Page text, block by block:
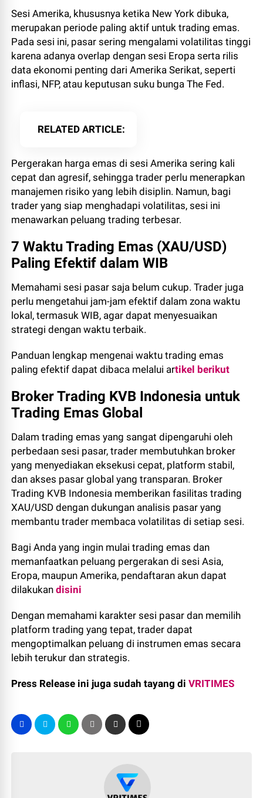
Sesi Amerika, khususnya ketika New York dibuka,
merupakan periode paling aktif untuk trading emas.
Pada sesi ini, pasar sering mengalami volatilitas tinggi
karena adanya overlap dengan sesi Eropa serta rilis
data ekonomi penting dari Amerika Serikat, seperti
inflasi, NFP, atau keputusan suku bunga The Fed.
RELATED ARTICLE
Pergerakan harga emas di sesi Amerika sering kali
cepat dan agresif, sehingga trader perlu menerapkan
manajemen risiko yang lebih disiplin. Namun, bagi
trader yang siap menghadapi volatilitas, sesi ini
menawarkan peluang trading terbesar.
7 Waktu Trading Emas (XAU/USD)
Paling Efektif dalam WIB
Memahami sesi pasar saja belum cukup. Trader juga
perlu mengetahui jam-jam efektif dalam zona waktu
lokal, termasuk WIB, agar dapat menyesuaikan
strategi dengan waktu terbaik.
Panduan lengkap mengenai waktu trading emas
paling efektif dapat dibaca melalui artikel berikut
Broker Trading KVB Indonesia untuk
Trading Emas Global
Dalam trading emas yang sangat dipengaruhi oleh
perbedaan sesi pasar, trader membutuhkan broker
yang menyediakan eksekusi cepat, platform stabil,
dan akses pasar global yang transparan. Broker
Trading KVB Indonesia memberikan fasilitas trading
XAU/USD dengan dukungan analisis pasar yang
membantu trader membaca volatilitas di setiap sesi.
Bagi Anda yang ingin mulai trading emas dan
memanfaatkan peluang pergerakan di sesi Asia,
Eropa, maupun Amerika, pendaftaran akun dapat
dilakukandisini
Dengan memahami karakter sesi pasar dan memilih
platform trading yang tepat, trader dapat
mengoptimalkan peluang di instrumen emas secara
lebih terukur dan strategis.
Press Release ini juga sudah tayang diVRITIMES